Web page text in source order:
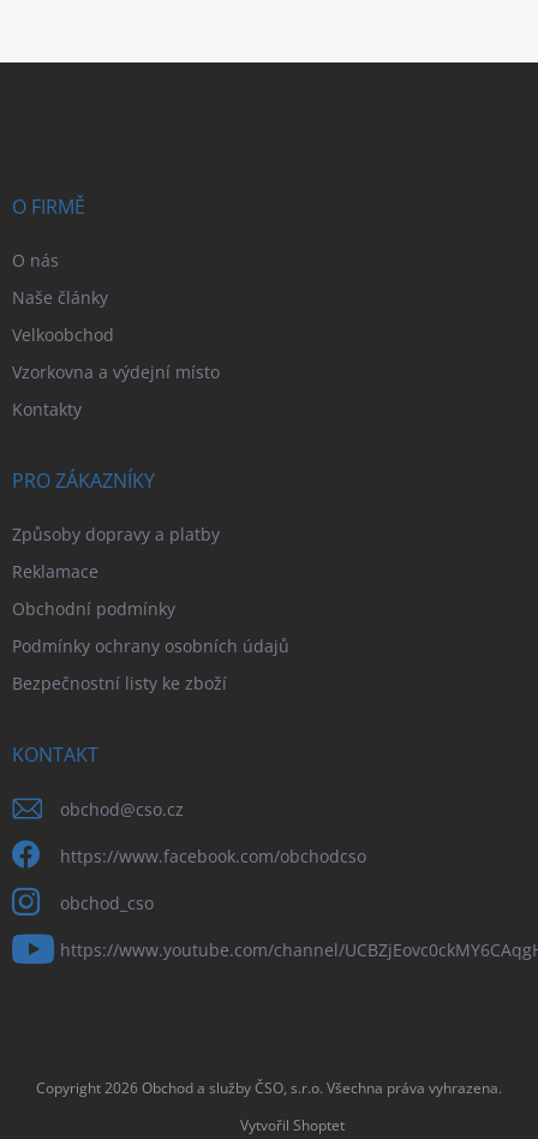
Z
O FIRMĚ
O nás
Naše články
Velkoobchod
Vzorkovna a výdejní místo
Kontakty
PRO ZÁKAZNÍKY
Způsoby dopravy a platby
Reklamace
Obchodní podmínky
Podmínky ochrany osobních údajů
Bezpečnostní listy ke zboží
KONTAKT
obchod@cso.cz
https://www.facebook.com/obchodcso
obchod_cso
https://www.youtube.com/channel/
Vytvořil Shoptet
Copyright 2026Obchod a služby ČSO, s.r.o. Všechna práva vyhrazena.